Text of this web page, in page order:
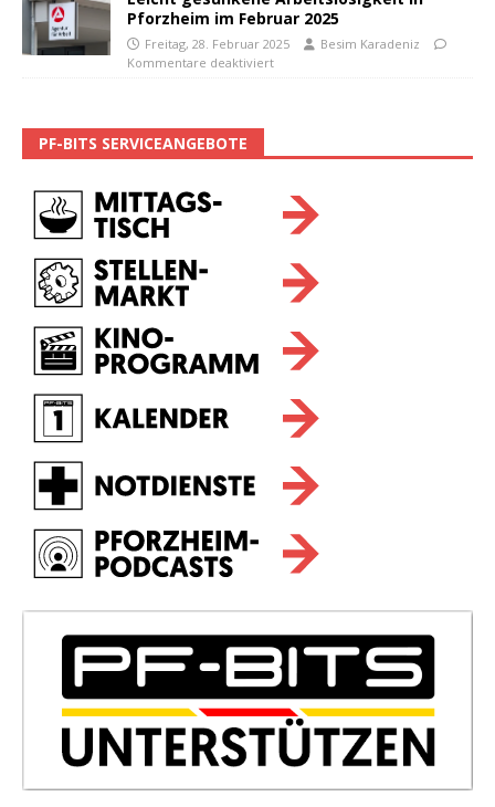
Pforzheim im Februar 2025
Freitag, 28. Februar 2025
Besim Karadeniz
Kommentare deaktiviert
PF-BITS SERVICEANGEBOTE